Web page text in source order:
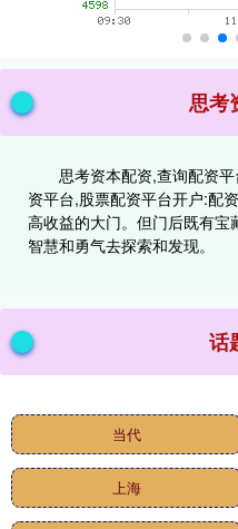
思考
思考资本配资,查询配资
资平台,股票配资平台开户:配
高收益的大门。但门后既有
智慧和勇气去探索和发现。
话
当代
上海